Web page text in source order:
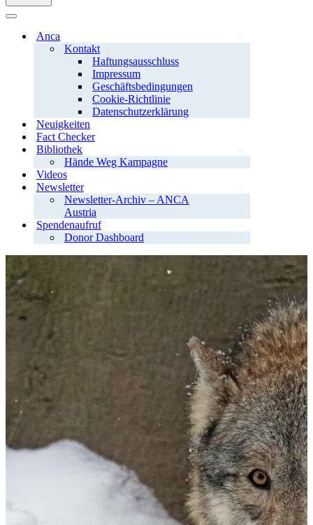
Navigationsmenü
Anca
Kontakt
Haftungsausschluss
Impressum
Geschäftsbedingungen
Cookie-Richtlinie
Datenschutzerklärung
Neuigkeiten
Fact Checker
Bibliothek
Hände Weg Kampagne
Videos
Newsletter
Newsletter-Archiv – ANCA
Austria
Spendenaufruf
Donor Dashboard